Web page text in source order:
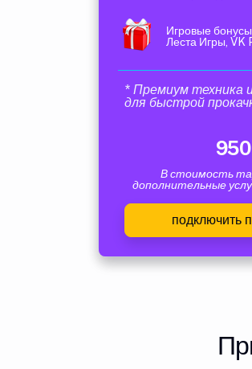
Игровые бонусы
Леста Игры, VK
* Премиум техника
для быстрой
950
В стоимость
дополнительные
подключить